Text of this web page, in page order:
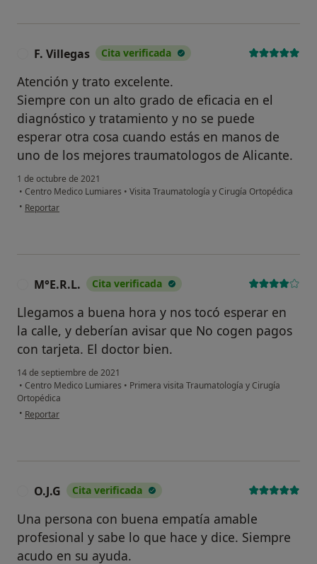
F. Villegas Cita verificada
Atención y trato excelente.
Siempre con un alto grado de eficacia en el
diagnóstico y tratamiento y no se puede
esperar otra cosa cuando estás en manos de
uno de los mejores traumatologos de Alicante.
1 de octubre de 2021
• Centro Medico Lumiares • Visita Traumatología y Cirugía Ortopédica
• en opinión del usuario F. Villegas
Reportar
M°E.R.L. Cita verificada
Llegamos a buena hora y nos tocó esperar en
la calle, y deberían avisar que No cogen pagos
con tarjeta. El doctor bien.
14 de septiembre de 2021
• Centro Medico Lumiares • Primera visita Traumatología y Cirugía
Ortopédica
• en opinión del usuario M°E.R.L.
Reportar
O.J.G Cita verificada
Una persona con buena empatía amable
profesional y sabe lo que hace y dice. Siempre
acudo en su ayuda.